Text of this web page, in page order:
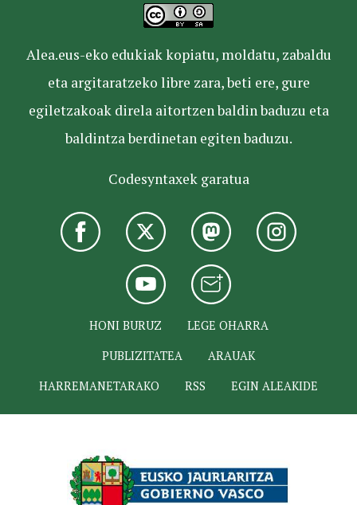
Alea.eus-eko edukiak kopiatu, moldatu, zabaldu
eta argitaratzeko libre zara, beti ere, gure
egiletzakoak direla aitortzen baldin baduzu eta
baldintza berdinetan egiten baduzu.
Codesyntaxek garatua
HONI BURUZ
LEGE OHARRA
PUBLIZITATEA
ARAUAK
HARREMANETARAKO
RSS EGIN ALEAKIDE